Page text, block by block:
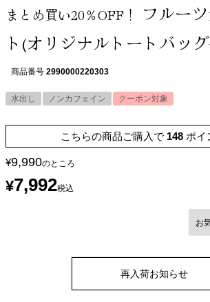
まとめ買い20％OFF！
フルー
ト(オリジナルトートバッ
商品番号 2990000220303
水出し ノンカフェイン クーポン対象
こちらの商品ご購入で 148 ポイ
¥9,990のところ
¥7,992税込
お
再入荷お知らせ